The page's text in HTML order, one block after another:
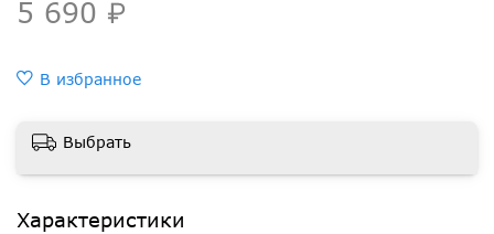
5 690 ₽
В избранное
Выбрать
Характеристики